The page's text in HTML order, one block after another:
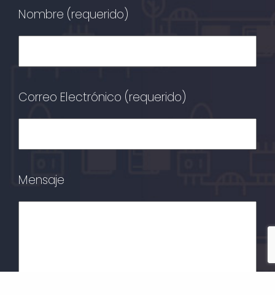
Nombre (requerido)
Correo Electrónico (requerido)
Mensaje